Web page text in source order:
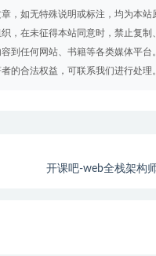
，如无特殊说明或标注，均为本站
，在未征得本站同意时，禁止复制
到任何网站、书籍等各类媒体平台
的合法权益，可联系我们进行处理。
开课吧-web全栈架构